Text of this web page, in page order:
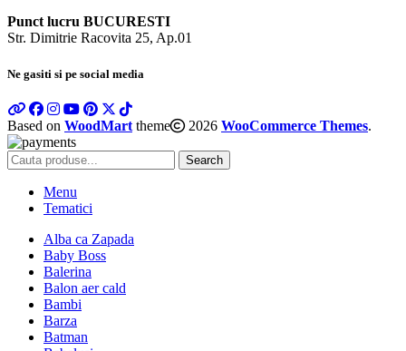
Punct lucru BUCURESTI
Str. Dimitrie Racovita 25, Ap.01
Ne gasiti si pe social media
Based on WoodMart theme 2026 WooCommerce Themes.
Search
Menu
Tematici
Alba ca Zapada
Baby Boss
Balerina
Balon aer cald
Bambi
Barza
Batman